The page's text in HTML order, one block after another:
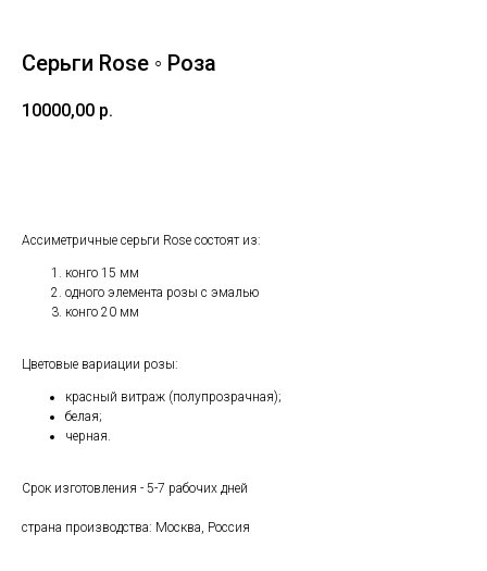
Серьги Rose ◦ Роза
10000,00 р.
Ассиметричные серьги Rose состоят из:
конго 15 мм
одного элемента розы с эмалью
конго 20 мм
Цветовые вариации розы:
красный витраж (полупрозрачная);
белая;
черная.
Срок изготовления - 5-7 рабочих дней
страна производства: Москва, Россия